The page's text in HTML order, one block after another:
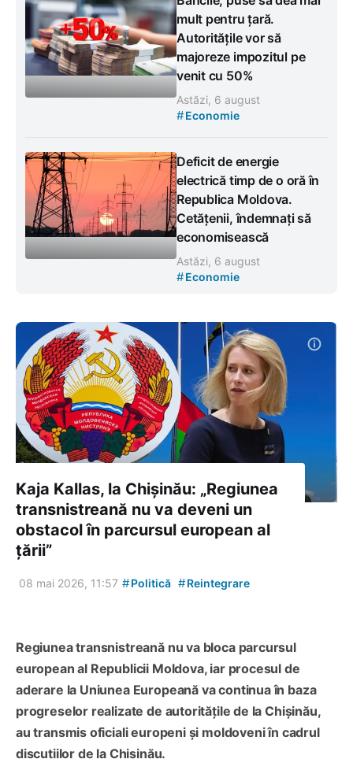
mult pentru țară.
Autoritățile vor să
majoreze impozitul pe
venit cu 50%
Astăzi, 6 august
#Economie
Deficit de energie
electrică timp de o oră în
Republica Moldova.
Cetățenii, îndemnați să
economisească
Astăzi, 6 august
#Economie
Kaja Kallas, la Chișinău: „Regiunea
transnistreană nu va deveni un
obstacol în parcursul european al
țării”
08 mai 2026, 11:57 #Politică #Reintegrare
Regiunea transnistreană nu va bloca parcursul
european al Republicii Moldova, iar procesul de
aderare la Uniunea Europeană va continua în baza
progreselor realizate de autoritățile de la Chișinău,
au transmis oficiali europeni și moldoveni în cadrul
discuțiilor de la Chișinău.